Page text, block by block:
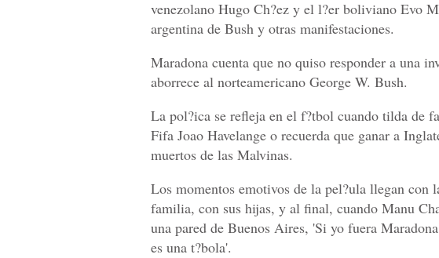
venezolano Hugo Ch?ez y el l?er boliviano Evo
argentina de Bush y otras manifestaciones.
Maradona cuenta que no quiso responder a una
aborrece al norteamericano George W. Bush.
La pol?ica se refleja en el f?tbol cuando tilda de
Fifa Joao Havelange o recuerda que ganar a
muertos de las Malvinas.
Los momentos emotivos de la pel?ula llegan con
familia, con sus hijas, y al final, cuando Manu
una pared de Buenos Aires, 'Si yo fuera
es una t?bola'.